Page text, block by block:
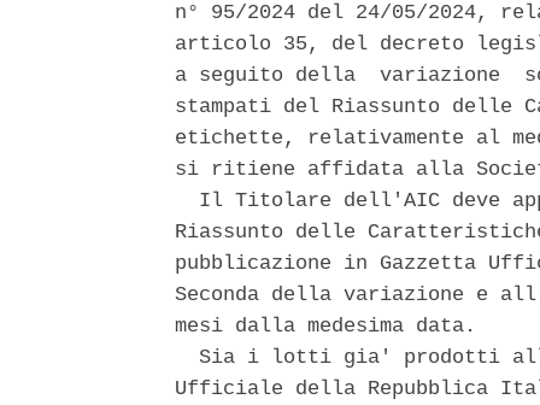
n° 95/2024 del 24/05/2024,
articolo 35, del decreto
a seguito della  variazione
stampati del Riassunto
etichette, relativamente al
si ritiene affidata alla
Il Titolare dell'AIC deve
Riassunto delle
pubblicazione in Gazzetta
Seconda della variazione e
mesi dalla medesima data.
Sia i lotti gia' prodotti
Ufficiale della Repubblica